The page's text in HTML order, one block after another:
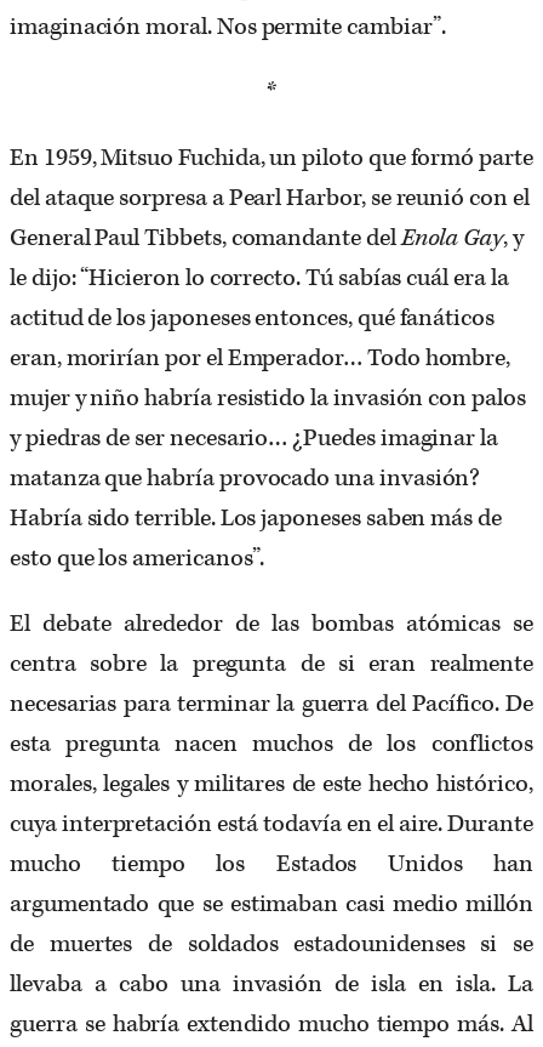
imaginación moral. Nos permite cambiar”.
*
En 1959, Mitsuo Fuchida, un piloto que formó parte
del ataque sorpresa a Pearl Harbor, se reunió con el
General Paul Tibbets, comandante delEnola Gay, y
le dijo: “Hicieron lo correcto. Tú sabías cuál era la
actitud de los japoneses entonces, qué fanáticos
eran, morirían por el Emperador… Todo hombre,
mujer y niño habría resistido la invasión con palos
y piedras de ser necesario… ¿Puedes imaginar la
matanza que habría provocado una invasión?
Habría sido terrible. Los japoneses saben más de
esto que los americanos”.
El debate alrededor de las bombas atómicas se
centra sobre la pregunta de si eran realmente
necesarias para terminar la guerra del Pacífico. De
esta pregunta nacen muchos de los conflictos
morales, legales y militares de este hecho histórico,
cuya interpretación está todavía en el aire. Durante
mucho tiempo los Estados Unidos han
argumentado que se estimaban casi medio millón
de muertes de soldados estadounidenses si se
llevaba a cabo una invasión de isla en isla. La
guerra se habría extendido mucho tiempo más. Al